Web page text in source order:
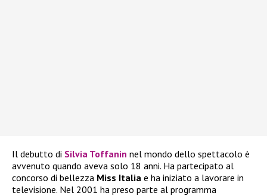
Il debutto di Silvia Toffanin nel mondo dello spettacolo è
avvenuto quando aveva solo 18 anni. Ha partecipato al
concorso di bellezza Miss Italia e ha iniziato a lavorare in
televisione. Nel 2001 ha preso parte al programma